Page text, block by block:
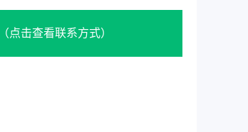
（点击查看联系方式）